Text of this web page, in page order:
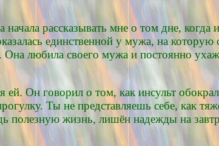
рассказывать мне о том дне, когда
единственной у мужа, на которую
любила своего мужа и постоянно
ей. Он говорил о том, как инсульт
Ты не представляешь себе, как
полезную жизнь, лишён надежды на